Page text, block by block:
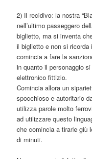
2) Il recidivo: la nostra
nell’ultimo passeggero
biglietto, ma si inventa
il biglietto e non si ricorda
comincia a fare la
in quanto il personaggio
elettronico fittizio.
Comincia allora un
spocchioso e autoritario
utilizza parole molto
ad utilizzare questo
che comincia a tirarle giù
di minuti.